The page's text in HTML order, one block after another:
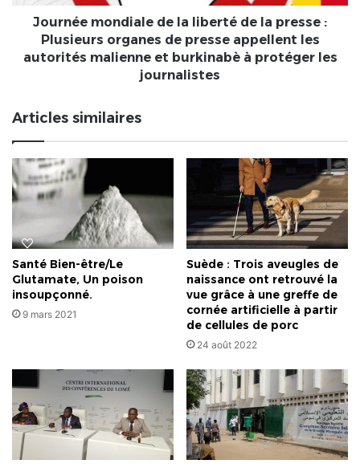
Plusieurs
organes
autorités
burkinabè
à
protéger
les
journalistes
Journée mondiale de la liberté de la presse :
Plusieurs organes de presse appellent les
autorités malienne et burkinabè à protéger les
journalistes
Articles similaires
Santé Bien-être/Le
Glutamate, Un poison
insoupçonné.
9 mars 2021
Suède : Trois aveugles de
naissance ont retrouvé la
vue grâce à une greffe de
cornée artificielle à partir
de cellules de porc
24 août 2022